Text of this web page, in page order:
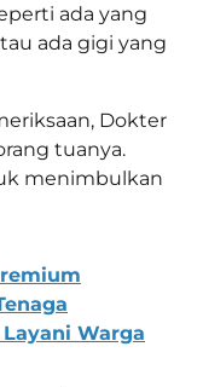
ada yang
ada gigi yang
Dokter
tuanya.
menimbulkan
Warga